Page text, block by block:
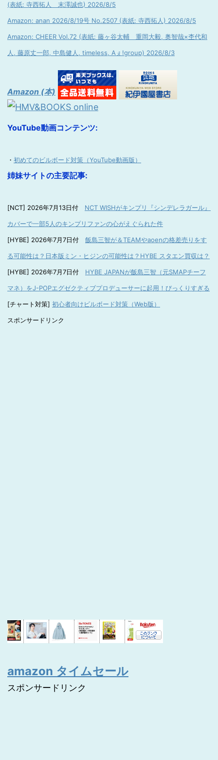
(表紙: 寺西拓人 末澤誠也) 2026/8/5
Amazon: anan 2026/8/19号 No.2507 (表紙: 寺西拓人) 2026/8/5
Amazon: CHEER Vol.72 (表紙: 藤ヶ谷太輔 重岡大毅, 奥智哉×杢代和
人, 藤原丈一郎, 中島健人, timeless, Aぇ!group) 2026/8/3
Amazon (本)
YouTube動画コンテンツ:
・ 初めてのビルボード対策（YouTube動画版）
姉妹サイトの主要記事:
[NCT] 2026年7月13日付 NCT WISHがキンプリ『シンデレラガール』
カバーで一部5人のキンプリファンの心がえぐられた件
[HYBE] 2026年7月7日付 飯島三智が＆TEAMやaoenの格差売りをす
る可能性は？日本版ミン・ヒジンの可能性は？HYBE スタエン買収は？
[HYBE] 2026年7月7日付 HYBE JAPANが飯島三智（元SMAPチーフ
マネ）をJ-POPエグゼクティブプロデューサーに起用！びっくりすぎる
[チャート対策] 初心者向けビルボード対策（Web版）
スポンサードリンク
amazon タイムセール
スポンサードリンク